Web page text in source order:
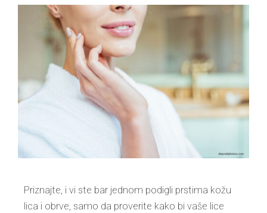
Priznajte, i vi ste bar jednom podigli prstima kožu
lica i obrve, samo da proverite kako bi vaše lice